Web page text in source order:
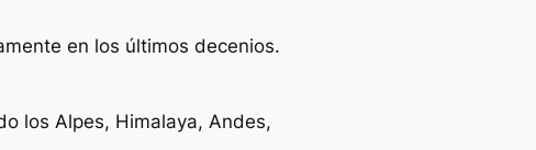
en los últimos decenios.
los Alpes, Himalaya, Andes,